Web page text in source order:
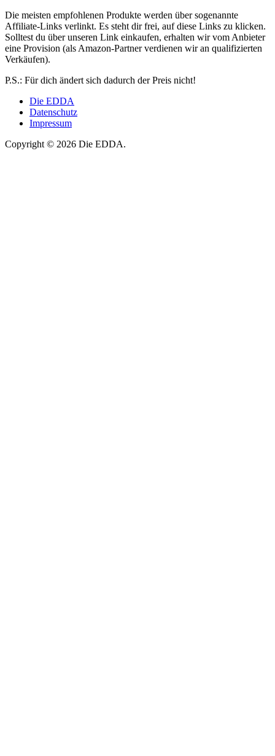
Die meisten empfohlenen Produkte werden über sogenannte
Affiliate-Links verlinkt. Es steht dir frei, auf diese Links zu klicken.
Solltest du über unseren Link einkaufen, erhalten wir vom Anbieter
eine Provision (als Amazon-Partner verdienen wir an qualifizierten
Verkäufen).
P.S.: Für dich ändert sich dadurch der Preis nicht!
Die EDDA
Datenschutz
Impressum
Copyright © 2026 Die EDDA.